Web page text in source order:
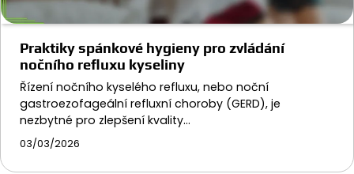
Praktiky spánkové hygieny pro zvládání
nočního refluxu kyseliny
Řízení nočního kyselého refluxu, nebo noční
gastroezofageální refluxní choroby (GERD), je
nezbytné pro zlepšení kvality…
03/03/2026